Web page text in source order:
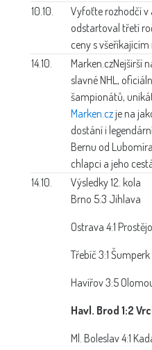
10.10.
Vyfoťte rozhodčí v
odstartoval třetí
ceny s všeříkajícím
14.10.
Marken.czNejširší
slavné NHL,
šampionátů,
Marken.cz je na
dostání i
Bernu od
chlapci a jeho
14.10.
Výsledky 12. kola
Brno 5:3 Jihlava
Ostrava 4:1
Třebíč 3:1 Šumperk
Havířov 3:5
Havl. Brod 1:2
Ml. Boleslav 4:1